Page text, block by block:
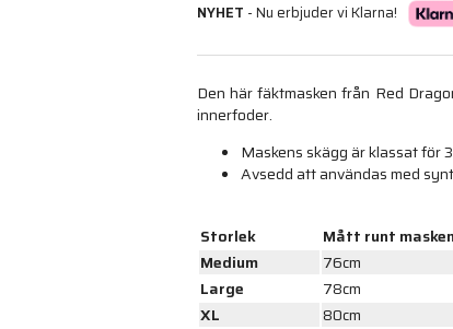
NYHET - Nu erbjuder vi Klarna!
Den här fäktmasken från Red
innerfoder.
Maskens skägg är klassat för
Avsedd att användas med
Storlek
Mått runt masken
Medium
76cm
Large
78cm
XL
80cm